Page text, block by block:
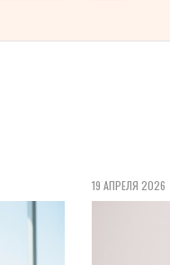
19 АПРЕЛЯ 2026